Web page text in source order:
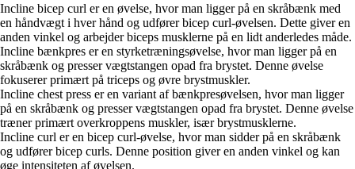
Incline bicep curl er en øvelse, hvor man ligger på en skråbænk med
en håndvægt i hver hånd og udfører bicep curl-øvelsen. Dette giver en
anden vinkel og arbejder biceps musklerne på en lidt anderledes måde.
Incline bænkpres er en styrketræningsøvelse, hvor man ligger på en
skråbænk og presser vægtstangen opad fra brystet. Denne øvelse
fokuserer primært på triceps og øvre brystmuskler.
Incline chest press er en variant af bænkpresøvelsen, hvor man ligger
på en skråbænk og presser vægtstangen opad fra brystet. Denne øvelse
træner primært overkroppens muskler, især brystmusklerne.
Incline curl er en bicep curl-øvelse, hvor man sidder på en skråbænk
og udfører bicep curls. Denne position giver en anden vinkel og kan
øge intensiteten af øvelsen.